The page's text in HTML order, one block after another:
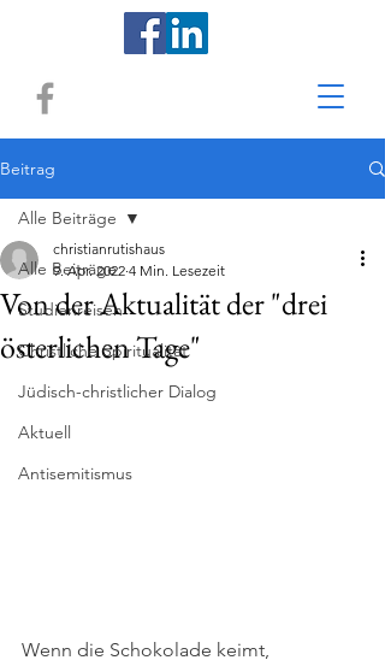
Beitrag
Alle Beiträge
Studienreisen
Christliche Spiritualität
Jüdisch-christlicher Dialog
Aktuell
Antisemitismus
Alle Beiträge
Von der Aktualität der "drei
österlichen Tage"
christianrutishaus
9. Apr. 2022 4 Min. Lesezeit
Wenn die Schokolade keimt,